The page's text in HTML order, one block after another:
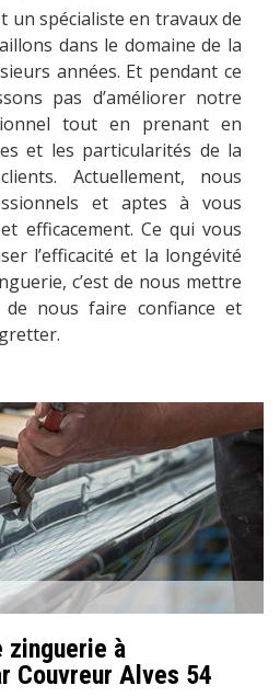
un spécialiste en travaux de
dans le domaine de la
années. Et pendant ce
pas d’améliorer notre
tout en prenant en
et les particularités de la
Actuellement, nous
et aptes à vous
efficacement. Ce qui vous
l’efficacité et la longévité
c’est de nous mettre
de nous faire confiance et
zinguerie à
Couvreur Alves 54